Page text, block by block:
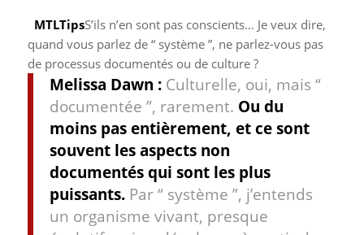
MTLTipsS’ils n’en sont pas conscients… Je veux dire,
quand vous parlez de “ système ”, ne parlez-vous pas
de processus documentés ou de culture ?
Melissa Dawn :Culturelle, oui, mais “
documentée ”, rarement. Ou du
moins pas entièrement, et ce sont
souvent les aspects non
documentés qui sont les plus
puissants.Par “ système ”, j’entends
un organisme vivant, presque